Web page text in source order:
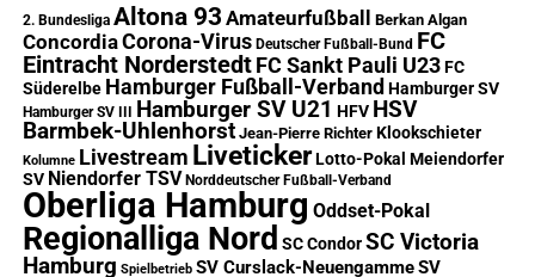
2. Bundesliga Altona 93 Amateurfußball Berkan Algan
ConcordiaCorona-Virus Deutscher Fußball-Bund FC
Eintracht Norderstedt FC Sankt Pauli U23 FC
Süderelbe Hamburger Fußball-Verband Hamburger SV
Hamburger SV III Hamburger SV U21 HFV HSV
Barmbek-Uhlenhorst Jean-Pierre Richter Klookschieter
Kolumne Livestream Liveticker Lotto-Pokal Meiendorfer
SV Niendorfer TSV Norddeutscher Fußball-Verband
Oberliga Hamburg Oddset-Pokal
Regionalliga Nord SC Condor SC Victoria
Hamburg Spielbetrieb SV Curslack-NeuengammeSV